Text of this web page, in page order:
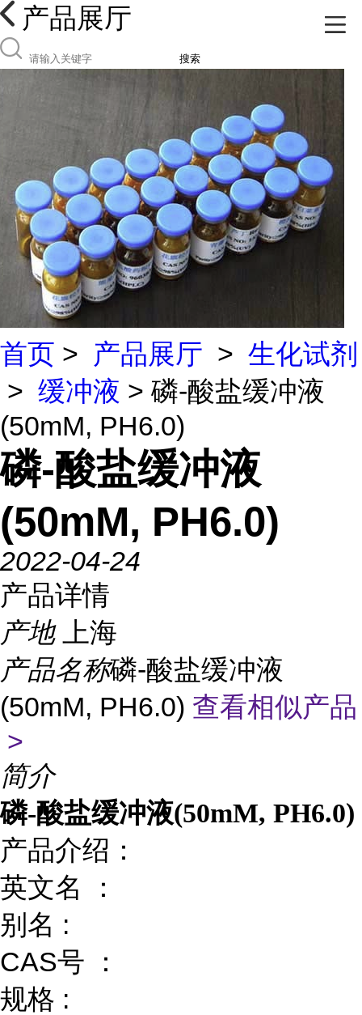
产品展厅
搜索
首页 > 产品展厅 > 生化试剂
> 缓冲液 > 磷-酸盐缓冲液
(50mM, PH6.0)
磷-酸盐缓冲液
(50mM, PH6.0)
2022-04-24
产品详情
产地
上海
产品名称磷-酸盐缓冲液
(50mM, PH6.0) 查看相似产品
>
简介
磷-酸盐缓冲液(50mM, PH6.0)
产品介绍：
英文名 ：
别名 :
CAS号 ：
规格 :